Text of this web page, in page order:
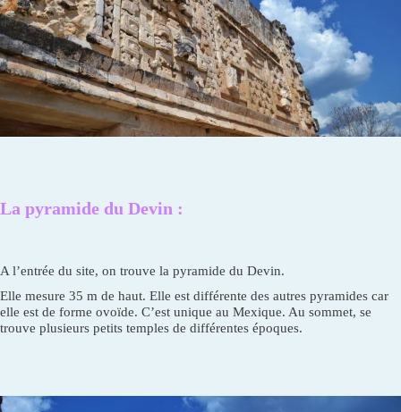
La pyramide du Devin :
A l’entrée du site, on trouve la pyramide du Devin.
Elle mesure 35 m de haut. Elle est différente des autres pyramides car
elle est de forme ovoïde. C’est unique au Mexique. Au sommet, se
trouve plusieurs petits temples de différentes époques.